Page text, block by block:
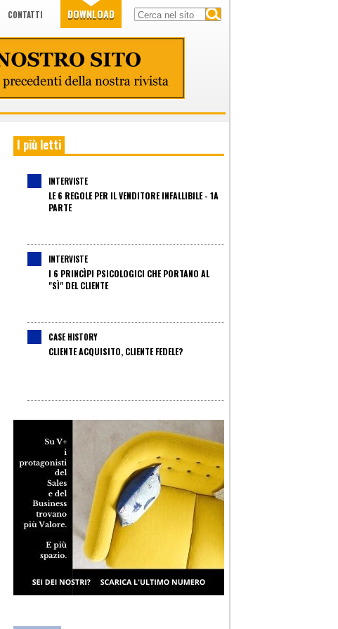
CONTATTI DOWNLOAD
I più letti
INTERVISTE
LE 6 REGOLE PER IL VENDITORE INFALLIBILE - 1A
PARTE
INTERVISTE
I 6 PRINCÌPI PSICOLOGICI CHE PORTANO AL
"SÌ" DEL CLIENTE
CASE HISTORY
CLIENTE ACQUISITO, CLIENTE FEDELE?